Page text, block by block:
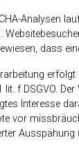
Analysen
dass
lit. f DSGVO.
Interesse
vor
Ausspähung